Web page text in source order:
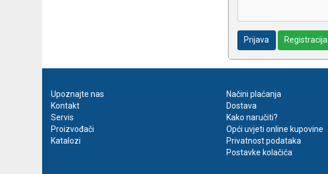
Prijava Registracija
Upoznajte nas
Kontakt
Servis
Proizvođači
Katalozi
Načini plaćanja
Dostava
Kako naručiti?
Opći uvjeti online kupovine
Privatnost podataka
Postavke kolačića